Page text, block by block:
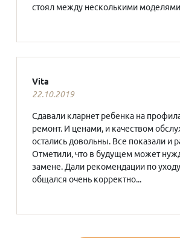
стоял между несколькими
Vita
22.10.2019
Сдавали кларнет ребенка на
ремонт. И ценами, и качеством
остались довольны. Все показали и
Отметили, что в будущем может
замене. Дали рекомендации по
общался очень корректно...